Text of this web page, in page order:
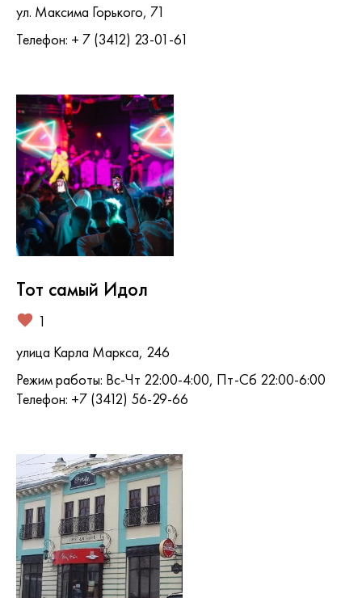
ул. Максима Горького, 71
Телефон: + 7 (3412) 23-01-61
Тот самый Идол
1
улица Карла Маркса, 246
Режим работы: Вс-Чт 22:00-4:00, Пт-Сб 22:00-6:00
Телефон: +7 (3412) 56-29-66